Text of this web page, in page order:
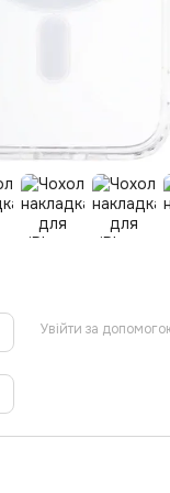
Увійти за